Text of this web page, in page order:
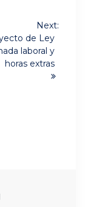
Next:
de Ley
laboral y
horas extras